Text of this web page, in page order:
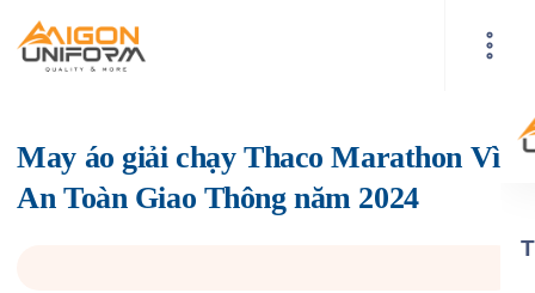
May áo giải chạy Thaco Marathon Vì
An Toàn Giao Thông năm 2024